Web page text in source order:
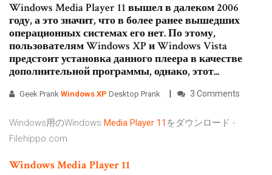
Windows Media Player 11 вышел в далеком 2006
году, а это значит, что в более ранее вышедших
операционных системах его нет. По этому,
пользователям Windows XP и Windows Vista
предстоит установка данного плеера в качестве
дополнительной программы, однако, этот...
Geek Prank Windows XP Desktop Prank 3 Comments
Windows用のWindows Media Player 11 をダウンロード -
Filehippo.com
WindowsMedia Player11